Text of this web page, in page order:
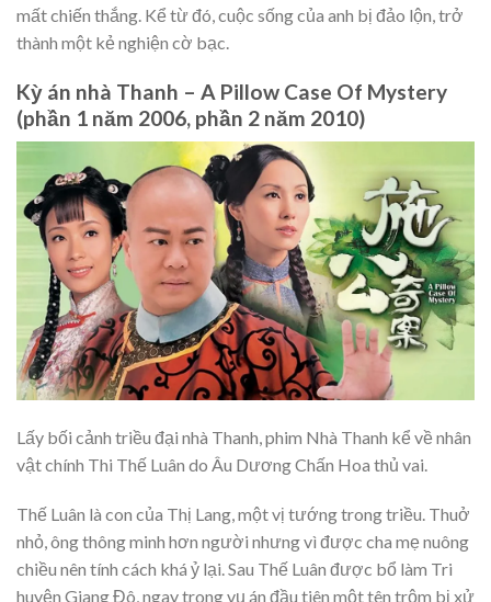
mất chiến thắng. Kể từ đó, cuộc sống của anh bị đảo lộn, trở
thành một kẻ nghiện cờ bạc.
Kỳ án nhà Thanh – A Pillow Case Of Mystery
(phần 1 năm 2006, phần 2 năm 2010)
Lấy bối cảnh triều đại nhà Thanh, phim Nhà Thanh kể về nhân
vật chính Thi Thế Luân do Âu Dương Chấn Hoa thủ vai.
Thế Luân là con của Thị Lang, một vị tướng trong triều. Thuở
nhỏ, ông thông minh hơn người nhưng vì được cha mẹ nuông
chiều nên tính cách khá ỷ lại. Sau Thế Luân được bổ làm Tri
huyện Giang Đô, ngay trong vụ án đầu tiên một tên trộm bị xử